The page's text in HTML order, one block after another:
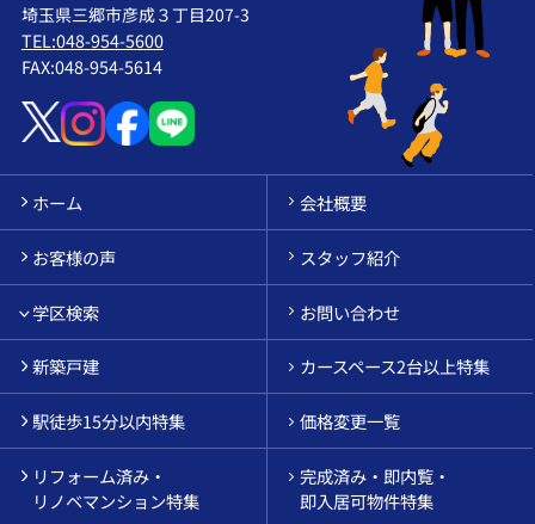
埼玉県三郷市彦成３丁目207-3
TEL:048-954-5600
FAX:048-954-5614
ホーム 会社概要
お客様の声 スタッフ紹介
学区検索 お問い合わせ
新築戸建 カースペース2台以上特集
駅徒歩15分以内特集 価格変更一覧
リフォーム済み・
リノベマンション特集
完成済み・即内覧・
即入居可物件特集